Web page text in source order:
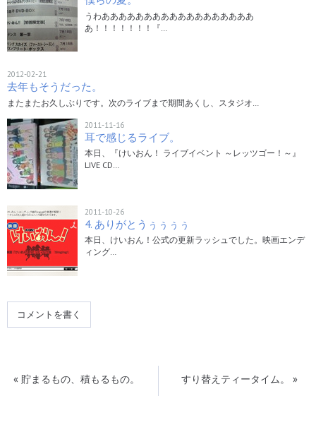
うわああああああああああああああああああ
あ！！！！！！！『…
2012-02-21
去年もそうだった。
またまたお久しぶりです。次のライブまで期間あくし、スタジオ…
2011-11-16
耳で感じるライブ。
本日、『けいおん！ ライブイベント ～レッツゴー！～』
LIVE CD…
2011-10-26
4. ありがとうぅぅぅぅ
本日、けいおん！公式の更新ラッシュでした。映画エンデ
ィング…
コメントを書く
« 貯まるもの、積もるもの。 すり替えティータイム。 »